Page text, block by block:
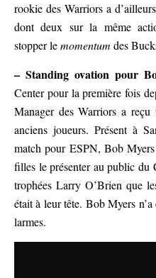
rookie des Warriors a
dont deux sur la même
stopper lemomentum des
– Standing ovation pour
Center pour la première fois
Manager des Warriors a
anciens joueurs. Présent à
match pour ESPN, Bob
filles le présenter au public du
trophées Larry O’Brien que
était à leur tête. Bob Myers
larmes.